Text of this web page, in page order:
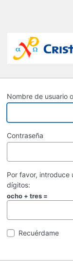
Nombre de usuario
Contraseña
Por favor, introduce
dígitos:
ocho + tres =
Recuérdame